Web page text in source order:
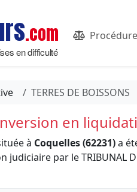
.com
en difficulté
TERRES DE BOISSONS
en
à Coquelles (62231)a
par le TRIBUNAL